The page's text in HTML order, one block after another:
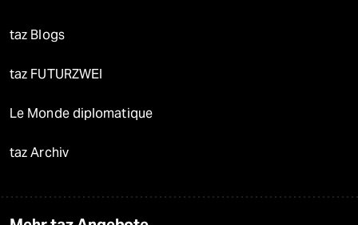
taz Blogs
taz FUTURZWEI
Le Monde diplomatique
taz Archiv